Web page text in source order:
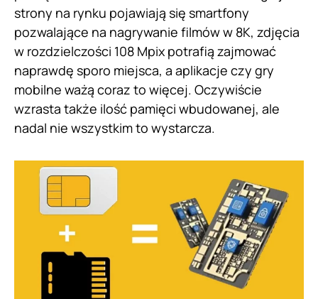
strony na rynku pojawiają się smartfony
pozwalające na nagrywanie filmów w 8K, zdjęcia
w rozdzielczości 108 Mpix potrafią zajmować
naprawdę sporo miejsca, a aplikacje czy gry
mobilne ważą coraz to więcej. Oczywiście
wzrasta także ilość pamięci wbudowanej, ale
nadal nie wszystkim to wystarcza.